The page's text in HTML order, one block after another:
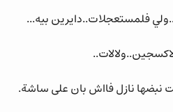
فلمستعجلات..دايرين بيه...
نازل فااش بان على ساشة.